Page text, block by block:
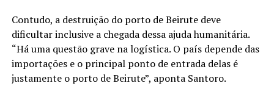
Contudo, a destruição do porto de Beirute deve
dificultar inclusive a chegada dessa ajuda humanitária.
“Há uma questão grave na logística. O país depende das
importações e o principal ponto de entrada delas é
justamente o porto de Beirute”, aponta Santoro.